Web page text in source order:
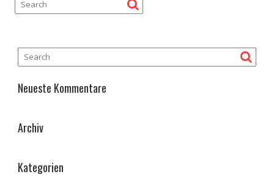
Neueste Kommentare
Archiv
Kategorien